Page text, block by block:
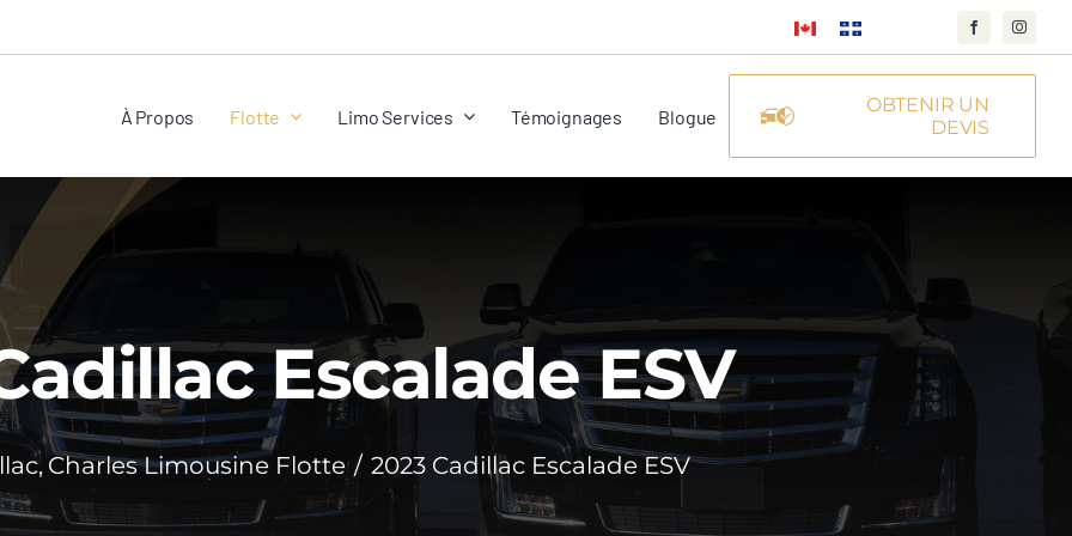
À Propos Flotte Limo Services Témoignages Blogue
OBTENIR UN
DEVIS
Escalade ESV
Charles Limousine Flotte 2023 Cadillac Escalade ESV